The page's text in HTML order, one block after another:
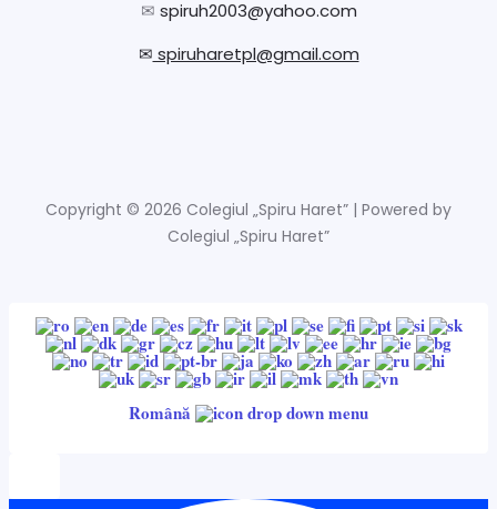
✉ spiruh2003@yahoo.com
✉ spiruharetpl@gmail.com
Copyright © 2026 Colegiul „Spiru Haret” | Powered by
Colegiul „Spiru Haret”
Română